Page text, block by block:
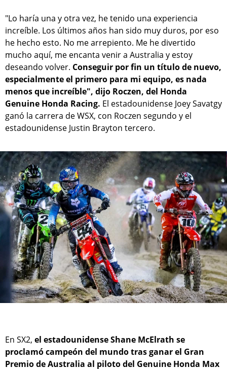
"Lo haría una y otra vez, he tenido una experiencia
increíble. Los últimos años han sido muy duros, por eso
he hecho esto. No me arrepiento. Me he divertido
mucho aquí, me encanta venir a Australia y estoy
deseando volver. Conseguir por fin un título de nuevo,
especialmente el primero para mi equipo, es nada
menos que increíble", dijo Roczen, del Honda
Genuine Honda Racing. El estadounidense Joey Savatgy
ganó la carrera de WSX, con Roczen segundo y el
estadounidense Justin Brayton tercero.
En SX2, el estadounidense Shane McElrath se
proclamó campeón del mundo tras ganar el Gran
Premio de Australia al piloto del Genuine Honda Max